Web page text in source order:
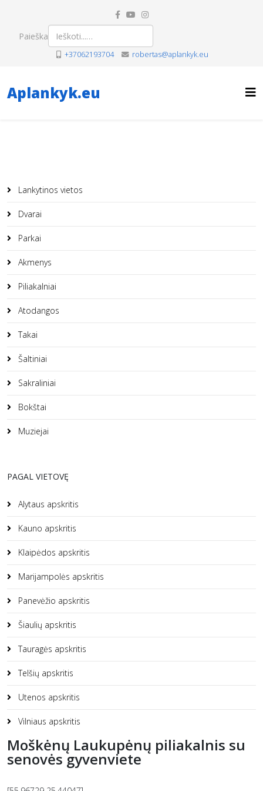
Paieška
+37062193704 robertas@aplankyk.eu
Aplankyk.eu
Lankytinos vietos
Dvarai
Parkai
Akmenys
Piliakalniai
Atodangos
Takai
Šaltiniai
Sakraliniai
Bokštai
Muziejai
PAGAL VIETOVĘ
Alytaus apskritis
Kauno apskritis
Klaipėdos apskritis
Marijampolės apskritis
Panevėžio apskritis
Šiaulių apskritis
Tauragės apskritis
Telšių apskritis
Utenos apskritis
Vilniaus apskritis
Moškėnų Laukupėnų piliakalnis su
senovės gyvenviete